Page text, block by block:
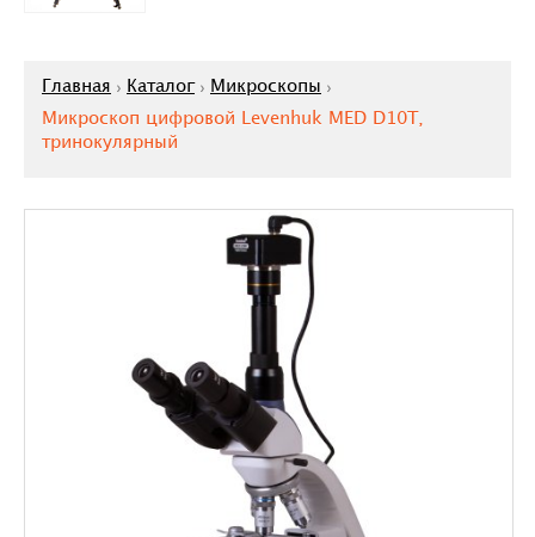
Главная Каталог
Микроскопы
Микроскоп цифровой Levenhuk MED D10T,
тринокулярный